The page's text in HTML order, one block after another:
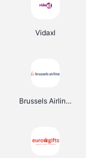
Vidaxl
Brussels Airlines